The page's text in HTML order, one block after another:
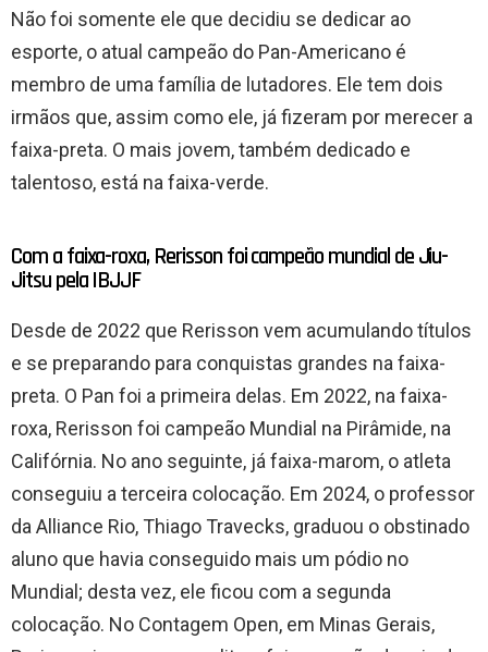
Não foi somente ele que decidiu se dedicar ao
esporte, o atual campeão do Pan-Americano é
membro de uma família de lutadores. Ele tem dois
irmãos que, assim como ele, já fizeram por merecer a
faixa-preta. O mais jovem, também dedicado e
talentoso, está na faixa-verde.
Com a faixa-roxa, Rerisson foi campeão mundial de Jiu-
Jitsu pela IBJJF
Desde de 2022 que Rerisson vem acumulando títulos
e se preparando para conquistas grandes na faixa-
preta. O Pan foi a primeira delas. Em 2022, na faixa-
roxa, Rerisson foi campeão Mundial na Pirâmide, na
Califórnia. No ano seguinte, já faixa-marom, o atleta
conseguiu a terceira colocação. Em 2024, o professor
da Alliance Rio, Thiago Travecks, graduou o obstinado
aluno que havia conseguido mais um pódio no
Mundial; desta vez, ele ficou com a segunda
colocação. No Contagem Open, em Minas Gerais,